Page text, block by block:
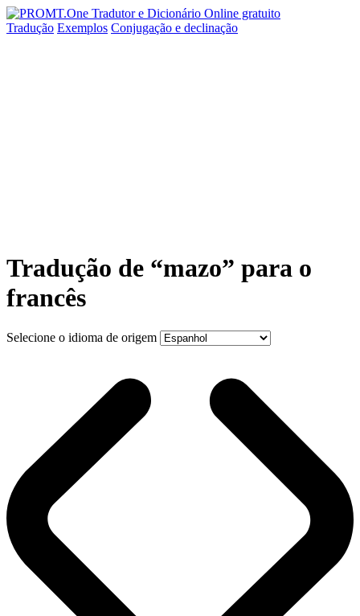
Tradução Exemplos Conjugação e declinação
Tradução de “mazo” para o
francês
Selecione o idioma de origem